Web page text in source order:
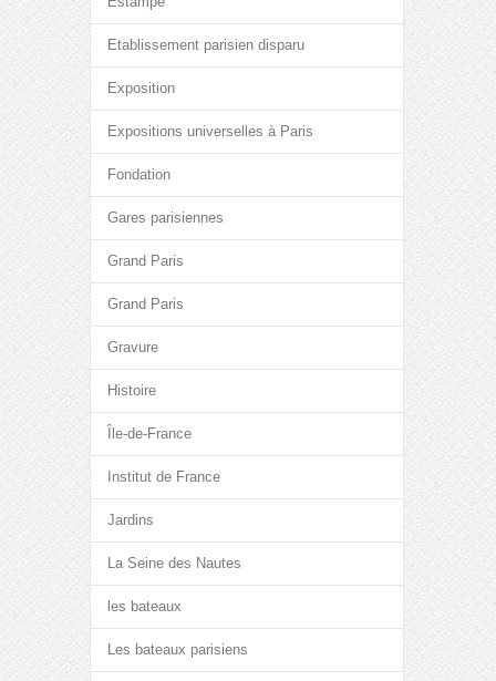
Etablissement parisien disparu
Exposition
Expositions universelles à Paris
Fondation
Gares parisiennes
Grand Paris
Grand Paris
Gravure
Histoire
Île-de-France
Institut de France
Jardins
La Seine des Nautes
les bateaux
Les bateaux parisiens